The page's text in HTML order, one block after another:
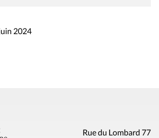
2024
Rue du Lombard 77